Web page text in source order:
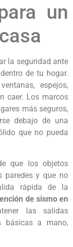
un
la seguridad ante
de tu hogar.
espejos,
caer. Los marcos
más seguros,
debajo de una
que no pueda
que los objetos
paredes y que no
rápida de la
de sismo en
las salidas
básicas a mano,